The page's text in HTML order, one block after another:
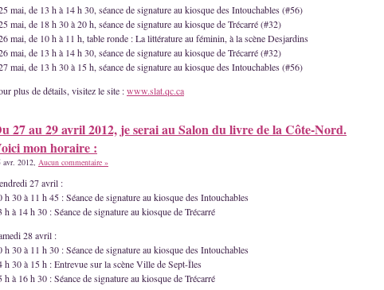
mai, de 13 h à 14 h 30, séance de signature au kiosque des Intouchables (#56)
mai, de 18 h 30 à 20 h, séance de signature au kiosque de Trécarré (#32)
mai, de 10 h à 11 h, table ronde : La littérature au féminin, à la scène Desjardins
mai, de 13 h à 14 h 30, séance de signature au kiosque de Trécarré (#32)
mai, de 13 h 30 à 15 h, séance de signature au kiosque des Intouchables (#56)
plus de détails, visitez le site :www.slat.qc.ca
27 au 29 avril 2012, je serai au Salon du livre de la Côte-Nord.
mon horaire :
avr. 2012, Aucun commentaire »
27 avril :
h 30 à 11 h 45 : Séance de signature au kiosque des Intouchables
h à 14 h 30 : Séance de signature au kiosque de Trécarré
28 avril :
h 30 à 11 h 30 : Séance de signature au kiosque des Intouchables
h 30 à 15 h : Entrevue sur la scène Ville de Sept-Îles
h à 16 h 30 : Séance de signature au kiosque de Trécarré